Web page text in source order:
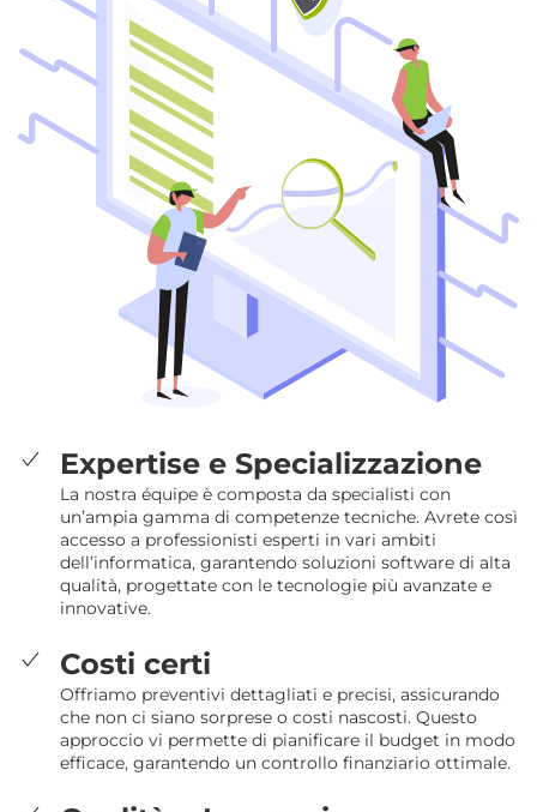
Expertise e Specializzazione
La nostra équipe è composta da specialisti con
un’ampia gamma di competenze tecniche. Avrete così
accesso a professionisti esperti in vari ambiti
dell’informatica, garantendo soluzioni software di alta
qualità, progettate con le tecnologie più avanzate e
innovative.
Costi certi
Offriamo preventivi dettagliati e precisi, assicurando
che non ci siano sorprese o costi nascosti. Questo
approccio vi permette di pianificare il budget in modo
efficace, garantendo un controllo finanziario ottimale.